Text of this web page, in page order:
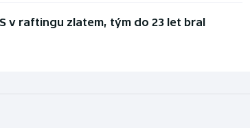
v raftingu zlatem, tým do 23 let bral